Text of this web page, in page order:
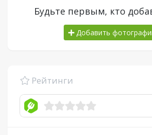
Будьте первым, кто
Добавить
Рейтинги